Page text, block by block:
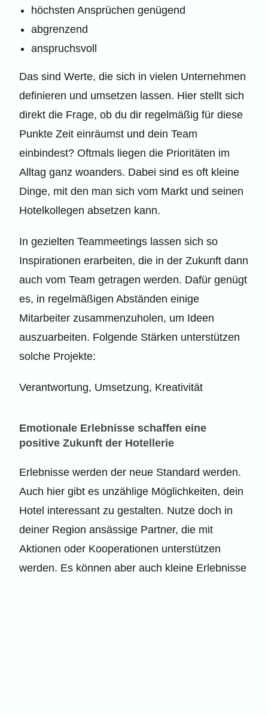
höchsten Ansprüchen genügend
abgrenzend
anspruchsvoll
Das sind Werte, die sich in vielen Unternehmen
definieren und umsetzen lassen. Hier stellt sich
direkt die Frage, ob du dir regelmäßig für diese
Punkte Zeit einräumst und dein Team
einbindest? Oftmals liegen die Prioritäten im
Alltag ganz woanders. Dabei sind es oft kleine
Dinge, mit den man sich vom Markt und seinen
Hotelkollegen absetzen kann.
In gezielten Teammeetings lassen sich so
Inspirationen erarbeiten, die in der Zukunft dann
auch vom Team getragen werden. Dafür genügt
es, in regelmäßigen Abständen einige
Mitarbeiter zusammenzuholen, um Ideen
auszuarbeiten. Folgende Stärken unterstützen
solche Projekte:
Verantwortung, Umsetzung, Kreativität
Emotionale Erlebnisse schaffen eine
positive Zukunft der Hotellerie
Erlebnisse werden der neue Standard werden.
Auch hier gibt es unzählige Möglichkeiten, dein
Hotel interessant zu gestalten. Nutze doch in
deiner Region ansässige Partner, die mit
Aktionen oder Kooperationen unterstützen
werden. Es können aber auch kleine Erlebnisse